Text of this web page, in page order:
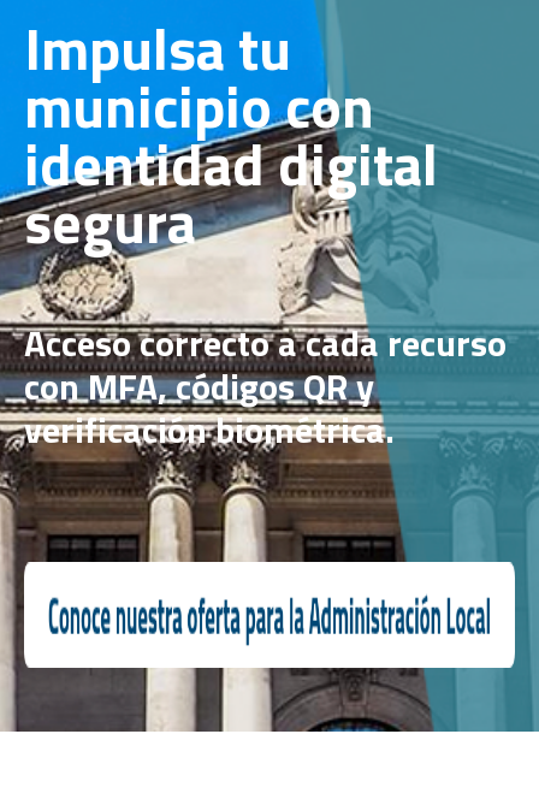
Impulsa tu
municipio con
identidad digital
segura
Acceso correcto a cada recurso
con MFA, códigos QR y
verificación biométrica.